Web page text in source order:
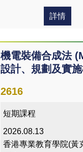
詳情
機電裝備合成法
設計、規劃及實
2616
短期課程
2026.08.13
香港專業教育學院(黃